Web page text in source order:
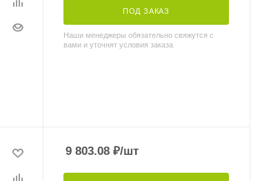
ПОД ЗАКАЗ
Наши менеджеры обязательно свяжутся с
вами и уточнят условия заказа
9 803.08 ₽/шт